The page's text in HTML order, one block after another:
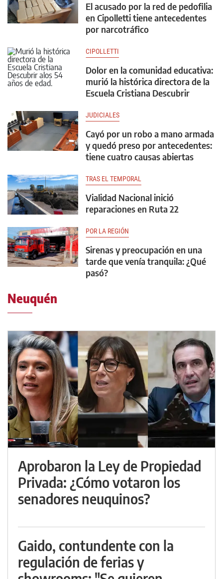
El acusado por la red de pedofilia
en Cipolletti tiene antecedentes
por narcotráfico
CIPOLLETTI
Dolor en la comunidad educativa:
murió la histórica directora de la
Escuela Cristiana Descubrir
JUDICIALES
Cayó por un robo a mano armada
y quedó preso por antecedentes:
tiene cuatro causas abiertas
TRAS EL TEMPORAL
Vialidad Nacional inició
reparaciones en Ruta 22
POR LA REGIÓN
Sirenas y preocupación en una
tarde que venía tranquila: ¿Qué
pasó?
Neuquén
Aprobaron la Ley de Propiedad
Privada: ¿Cómo votaron los
senadores neuquinos?
Gaido, contundente con la
regulación de ferias y